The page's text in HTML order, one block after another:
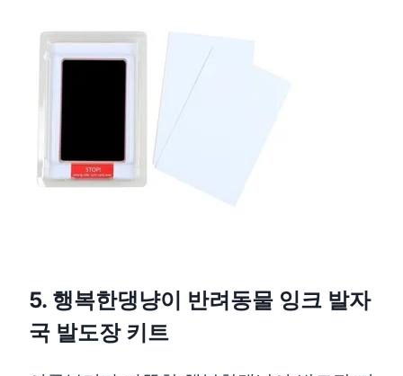
5. 행복한댕냥이 반려동물 잉크 발자
국 발도장 키트